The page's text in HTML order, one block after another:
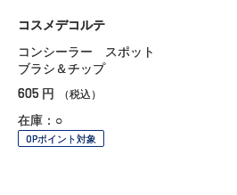
コスメデコルテ
コンシーラー スポット
ブラシ＆チップ
605 円 （税込）
在庫：○
OPポイント対象